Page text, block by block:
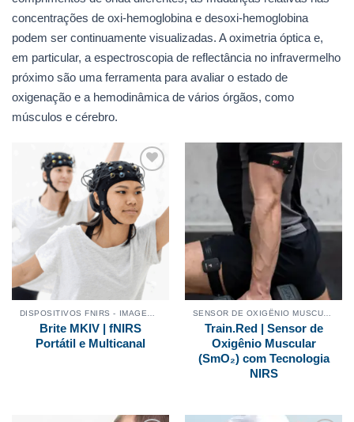
concentrações de oxi-hemoglobina e desoxi-hemoglobina
podem ser continuamente visualizadas. A oximetria óptica e,
em particular, a espectroscopia de reflectância no infravermelho
próximo são uma ferramenta para avaliar o estado de
oxigenação e a hemodinâmica de vários órgãos, como
músculos e cérebro.
Adicionar
aos
meus
desejos
Brite MKIV | fNIRS
Portátil e Multicanal
Adicionar
meus
desejos
Train.Red | Sensor de
Oxigênio Muscular
(SmO₂) com Tecnologia
NIRS